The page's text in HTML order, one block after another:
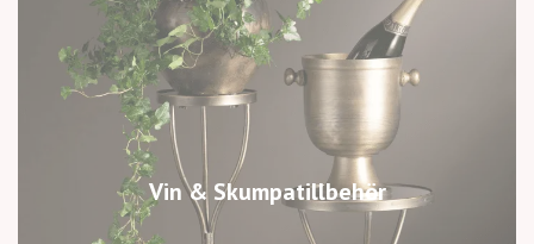
Vin & Skumpatillbehör